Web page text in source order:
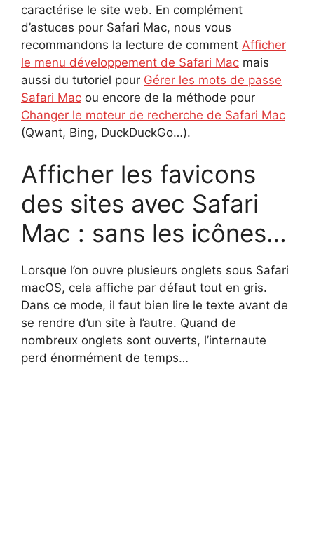
caractérise le site web. En complément
d’astuces pour Safari Mac, nous vous
recommandons la lecture de comment Afficher
le menu développement de Safari Mac mais
aussi du tutoriel pour Gérer les mots de passe
Safari Mac ou encore de la méthode pour
Changer le moteur de recherche de Safari Mac
(Qwant, Bing, DuckDuckGo…).
Afficher les favicons
des sites avec Safari
Mac : sans les icônes…
Lorsque l’on ouvre plusieurs onglets sous Safari
macOS, cela affiche par défaut tout en gris.
Dans ce mode, il faut bien lire le texte avant de
se rendre d’un site à l’autre. Quand de
nombreux onglets sont ouverts, l’internaute
perd énormément de temps…